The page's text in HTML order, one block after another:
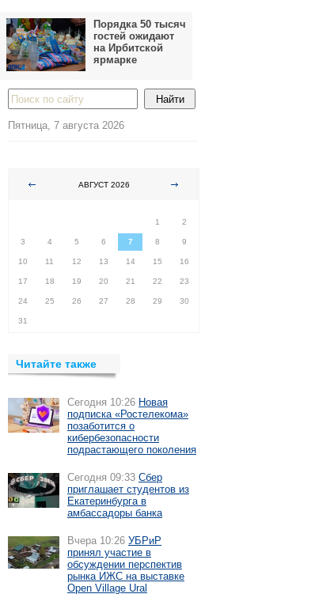
Порядка 50 тысяч
гостей ожидают
на Ирбитской
ярмарке
Пятница, 7 августа 2026
АВГУСТ 2026
1
2
3 4 5 6 7 8 9
10 11 12 13 14 15 16
17 18 19 20 21 22 23
24 25 26 27 28 29 30
31
Читайте также
Сегодня 10:26 Новая
подписка «Ростелекома»
позаботится о
кибербезопасности
подрастающего поколения
Сегодня 09:33 Сбер
приглашает студентов из
Екатеринбурга в
амбассадоры банка
Вчера 10:26 УБРиР
принял участие в
обсуждении перспектив
рынка ИЖС на выставке
Open Village Ural